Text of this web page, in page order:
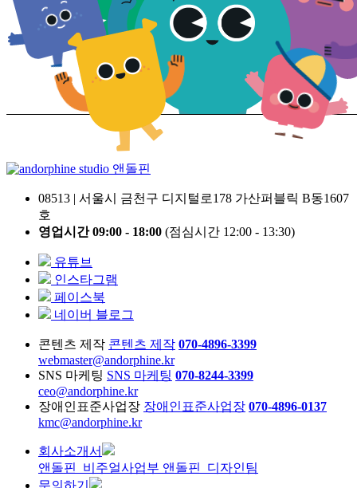
앤돌핀
08513 | 서울시 금천구 디지털로178 가산퍼블릭 B동1607
호
영업시간 09:00 - 18:00 (점심시간 12:00 - 13:30)
유튜브
인스타그램
페이스북
네이버 블로그
콘텐츠 제작 콘텐츠 제작 070-4896-3399
webmaster@andorphine.kr
SNS 마케팅 SNS 마케팅 070-8244-3399
ceo@andorphine.kr
장애인표준사업장 장애인표준사업장 070-4896-0137
kmc@andorphine.kr
회사소개서
앤돌핀_비주얼사업부 앤돌핀_디자인팀
문의하기